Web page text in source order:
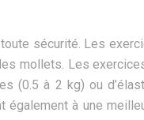
sécurité. Les
mollets. Les
(0.5 à 2 kg) ou
à une